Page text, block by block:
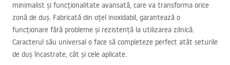
minimalist și funcționalitate avansată, care va transforma orice
zonă de duș. Fabricată din oțel inoxidabil, garantează o
funcționare fără probleme și rezistență la utilizarea zilnică.
Caracterul său universal o face să completeze perfect atât seturile
de duș încastrate, cât și cele aplicate.